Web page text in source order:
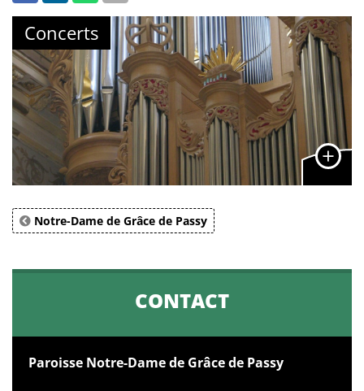
Concerts
Notre-Dame de Grâce de Passy
CONTACT
Paroisse Notre-Dame de Grâce de Passy